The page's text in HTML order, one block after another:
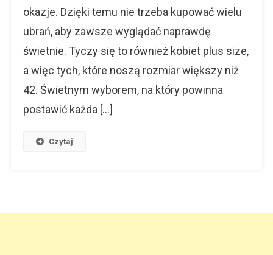
Wyglądu
okazje. Dzięki temu nie trzeba kupować wielu
ubrań, aby zawsze wyglądać naprawdę
świetnie. Tyczy się to również kobiet plus size,
a więc tych, które noszą rozmiar większy niż
42. Świetnym wyborem, na który powinna
postawić każda […]
Czytaj